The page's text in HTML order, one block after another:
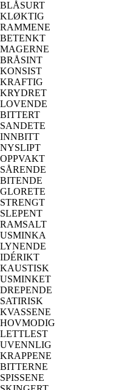
BLÅSURT
KLØKTIG
RAMMENE
BETENKT
MAGERNE
BRÅSINT
KONSIST
KRAFTIG
KRYDRET
LOVENDE
BITTERT
SANDETE
INNBITT
NYSLIPT
OPPVAKT
SÅRENDE
BITENDE
GLORETE
STRENGT
SLEPENT
RAMSALT
USMINKA
LYNENDE
IDÉRIKT
KAUSTISK
USMINKET
DREPENDE
SATIRISK
KVASSENE
HOVMODIG
LETTLEST
UVENNLIG
KRAPPENE
BITTERNE
SPISSENE